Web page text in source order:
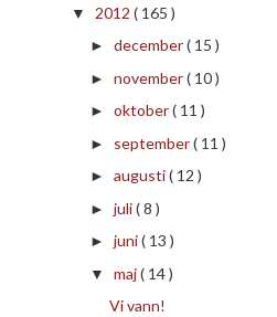
▼ 2012 ( 165 )
► december( 15 )
► november( 10 )
► oktober( 11 )
► september( 11 )
► augusti( 12 )
► juli( 8 )
► juni( 13 )
▼ maj( 14 )
Vi vann!